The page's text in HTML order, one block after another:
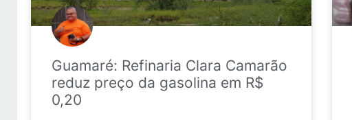
Guamaré: Refinaria Clara Camarão
reduz preço da gasolina em R$
0,20